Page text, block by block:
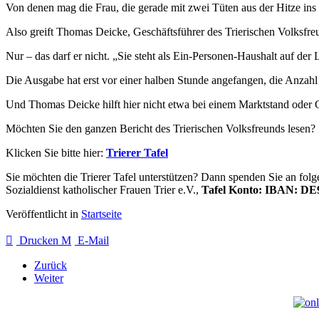
Von denen mag die Frau, die gerade mit zwei Tüten aus der Hitze
Also greift Thomas Deicke, Geschäftsführer des Trierischen
Nur – das darf er nicht. „Sie steht als Ein-Personen-Haushalt auf
Die Ausgabe hat erst vor einer halben Stunde angefangen, die
Und Thomas Deicke hilft hier nicht etwa bei einem Marktstand oder
Möchten Sie den ganzen Bericht des Trierischen Volksfreunds lesen?
Klicken Sie bitte hier: Trierer Tafel
Sie möchten die Trierer Tafel unterstützen? Dann spenden Sie an
Sozialdienst katholischer Frauen Trier e.V., Tafel Konto: IBAN:
Veröffentlicht in Startseite
Drucken E-Mail
Zurück
Weiter